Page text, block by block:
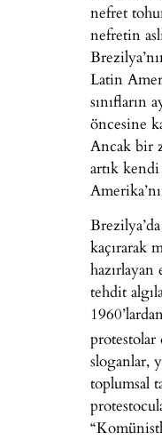
nefret
nefretin
Latin
sınıfların
öncesine
Ancak bir
artık
kaçırarak
tehdit
protestolar
sloganlar,
toplumsal